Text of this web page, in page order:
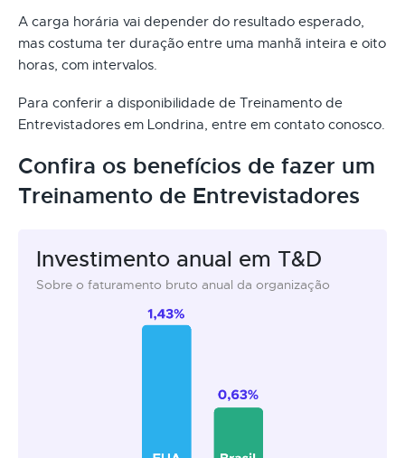
A carga horária vai depender do resultado esperado,
mas costuma ter duração entre uma manhã inteira e oito
horas, com intervalos.
Para conferir a disponibilidade de Treinamento de
Entrevistadores em Londrina, entre em contato conosco.
Confira os benefícios de fazer um
Treinamento de Entrevistadores
Investimento anual em T&D
Sobre o faturamento bruto anual da organização